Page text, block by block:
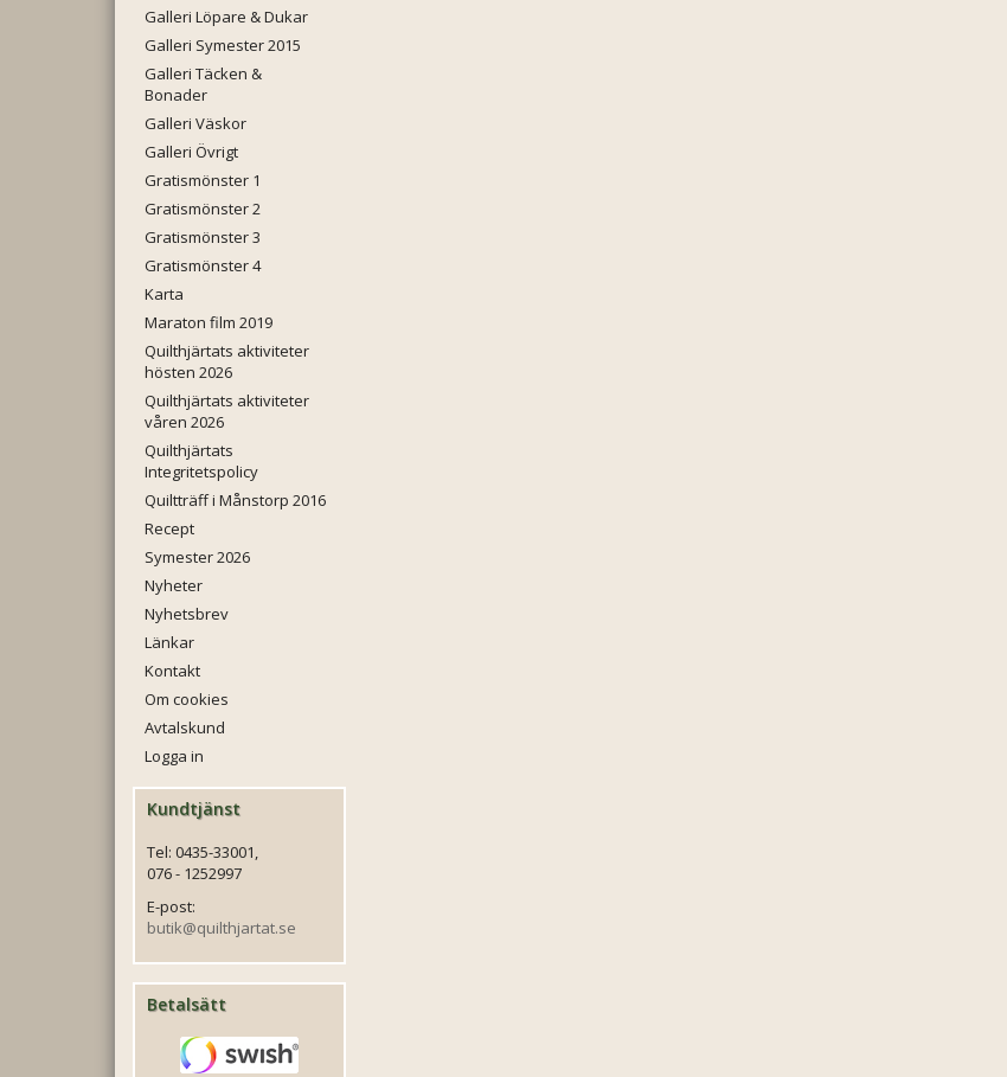
Galleri Löpare & Dukar
Galleri Symester 2015
Galleri Täcken &
Bonader
Galleri Väskor
Galleri Övrigt
Gratismönster 1
Gratismönster 2
Gratismönster 3
Gratismönster 4
Karta
Maraton film 2019
Quilthjärtats aktiviteter
hösten 2026
Quilthjärtats aktiviteter
våren 2026
Quilthjärtats
Integritetspolicy
Quiltträff i Månstorp 2016
Recept
Symester 2026
Nyheter
Nyhetsbrev
Länkar
Kontakt
Om cookies
Avtalskund
Logga in
Kundtjänst
Tel: 0435-33001,
076 - 1252997
E-post:
butik@quilthjartat.se
Betalsätt